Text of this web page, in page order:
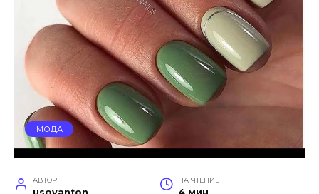
МОДА
АВТОР НА ЧТЕНИЕ